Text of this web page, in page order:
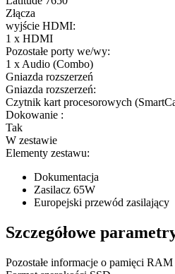
Złącza
wyjście HDMI:
1 x HDMI
Pozostałe porty we/wy:
1 x Audio (Combo)
Gniazda rozszerzeń
Gniazda rozszerzeń:
Czytnik kart procesorowych
Dokowanie :
Tak
W zestawie
Elementy zestawu:
Dokumentacja
Zasilacz 65W
Europejski przewód zasilający
Szczegółowe
Pozostałe informacje o pamięci RAM